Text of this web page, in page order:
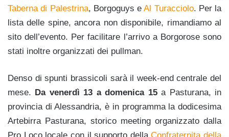
Taberna di Palestrina, Borgoguys eAl Turacciolo. Per la
lista delle spine, ancora non disponibile, rimandiamo al
sito dell’evento. Per facilitare l’arrivo a Borgorose sono
stati inoltre organizzati dei pullman.
Denso di spunti brassicoli sarà il week-end centrale del
mese. Da venerdì 13 a domenica 15a Pasturana, in
provincia di Alessandria, è in programma la dodicesima
Artebirra Pasturana, storico meeting organizzato dalla